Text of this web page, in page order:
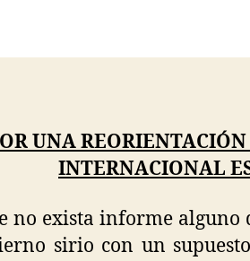
UNA
INTERNACIONAL
no exista informe
sirio con un